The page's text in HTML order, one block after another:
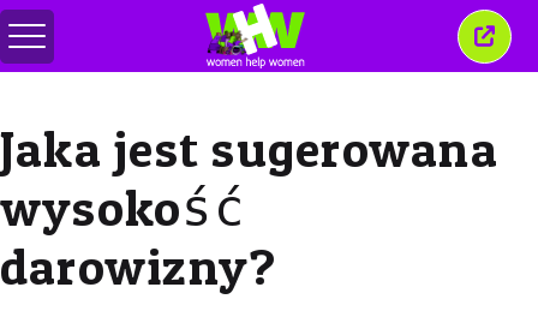
Przełącz
menu
to
Jaka jest sugerowana
wysokość
darowizny?